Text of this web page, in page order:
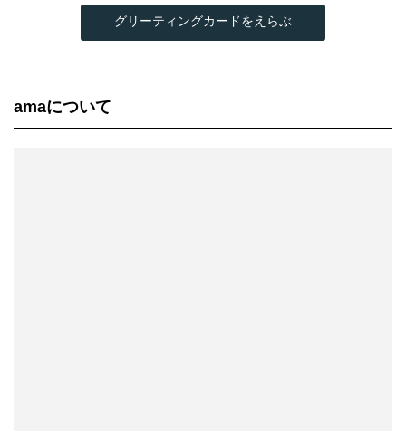
グリーティングカードをえらぶ
amaについて